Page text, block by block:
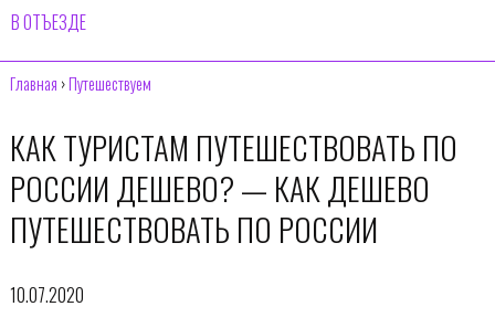
В ОТЪЕЗДЕ
Главная ›Путешествуем
КАК ТУРИСТАМ ПУТЕШЕСТВОВАТЬ ПО
РОССИИ ДЕШЕВО? — КАК ДЕШЕВО
ПУТЕШЕСТВОВАТЬ ПО РОССИИ
10.07.2020